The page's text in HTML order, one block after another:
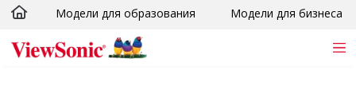
Skip to main content
Модели для образования Модели для бизнеса